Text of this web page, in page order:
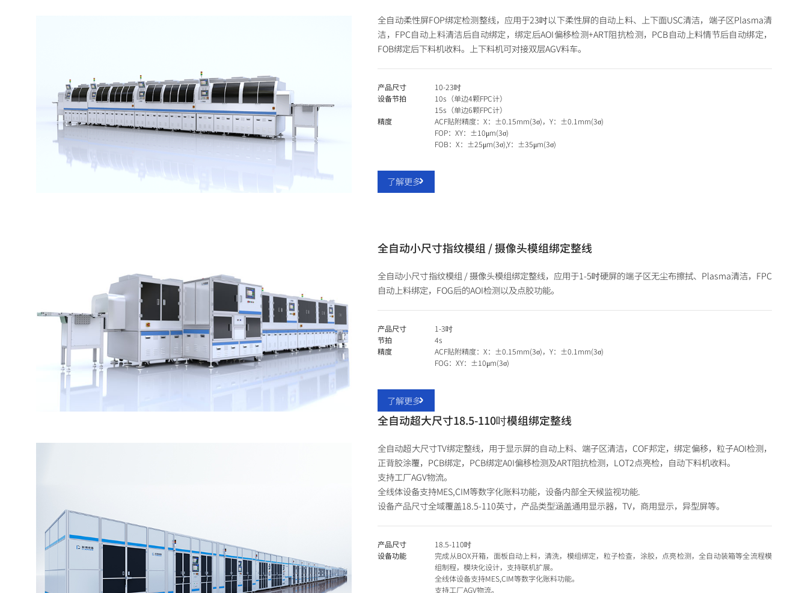
全自动柔性屏FOP绑定检测整线，应用于23吋以下柔性屏的自动上料、上下面USC清洁，端子区Plasma清
洁，FPC自动上料清洁后自动绑定，绑定后AOI偏移检测+ART阻抗检测，PCB自动上料情节后自动绑定，
FOB绑定后下料机收料。上下料机可对接双层AGV料车。
产品尺寸
10-23吋
设备节拍
10s（单边4颗FPC计）
15s（单边6颗FPC计）
精度
ACF贴附精度：X：±0.15mm(3σ)，Y：±0.1mm(3σ)
FOP：XY：±10μm(3σ)
FOB：X：±25μm(3σ),Y：±35μm(3σ)
了解更多
全自动小尺寸指纹模组 / 摄像头模组绑定整线
全自动小尺寸指纹模组 / 摄像头模组绑定整线，应用于1-5吋硬屏的端子区无尘布擦拭、Plasma清洁，FPC
自动上料绑定，FOG后的AOI检测以及点胶功能。
产品尺寸
1-3吋
节拍
4s
精度
ACF贴附精度：X：±0.15mm(3σ)，Y：±0.1mm(3σ)
FOG：XY：±10μm(3σ)
了解更多
全自动超大尺寸18.5-110吋模组绑定整线
全自动超大尺寸TV绑定整线，用于显示屏的自动上料、端子区清洁，COF邦定，绑定偏移，粒子AOI检测，
正背胶涂覆，PCB绑定，PCB绑定A0I偏移检测及ART阻抗检测，LOT2点亮检，自动下料机收料。
支持工厂AGV物流。
全线体设备支持MES,CIM等数字化账料功能，设备内部全天候监视功能.
设备产品尺寸全域覆盖18.5-110英寸，产品类型涵盖通用显示器，TV，商用显示，异型屏等。
产品尺寸
18.5-110吋
设备功能
完成从BOX开箱，面板自动上料，清洗，模组绑定，粒子检查，涂胶，点亮检测，全自动装箱等全流程模
组制程，模块化设计，支持联机扩展。
全线体设备支持MES,CIM等数字化账料功能。
支持工厂AGV物流。